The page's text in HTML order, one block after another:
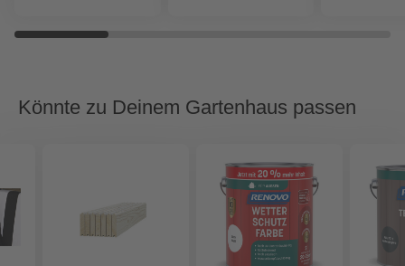
Könnte zu Deinem Gartenhaus passen